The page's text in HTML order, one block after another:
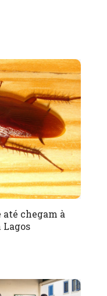
até chegam à
Lagos